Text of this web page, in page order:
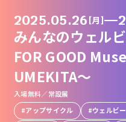
2025.05.26 [月] —
みんなのウェル
FOR GOOD
UMEKITA～
入場無料／常設展
アップサイクル
ウェルビ